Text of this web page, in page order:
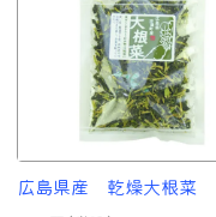
広島県産 乾燥大根菜